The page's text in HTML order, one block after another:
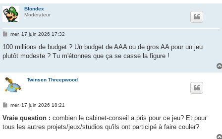
Blondex
Modérateur
M
s
a
mer. 17 juin 2026 17:32
100 millions de budget ? Un budget de AAA ou de gros AA pour un jeu
plutôt modeste ? Tu m'étonnes que ça se casse la figure !
Twinsen Threepwood
M
s
a
mer. 17 juin 2026 18:21
Vraie question : combien le cabinet-conseil a pris pour ce jeu? Et pour
tous les autres projets/jeux/studios qu'ils ont participé à faire couler?